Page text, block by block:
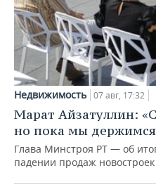
Недвижимость 07 авг, 17:32
Марат Айзатуллин:
но пока мы держимся
Глава Минстроя РТ — об
падении продаж